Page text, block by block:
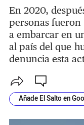
En 2020,
personas fueron
a embarcar en
al país del que
denuncia esta
Añade El Salto en